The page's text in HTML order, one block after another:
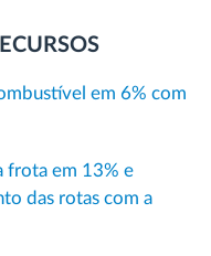
em 6% com
frota em 13% e
das rotas com a